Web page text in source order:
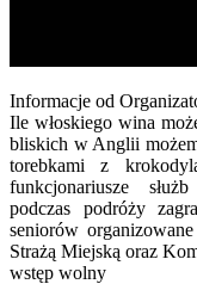
Informacje od
Ile włoskiego wina
bliskich w Anglii
torebkami z
funkcjonariusze
podczas podróży
seniorów
Strażą Miejską oraz
wstęp wolny